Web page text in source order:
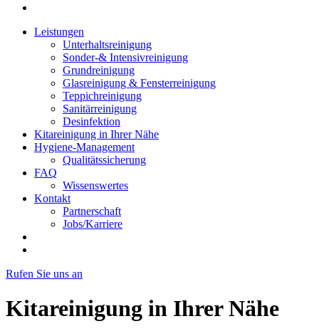
Leistungen
Unterhaltsreinigung
Sonder-& Intensivreinigung
Grundreinigung
Glasreinigung & Fensterreinigung
Teppichreinigung
Sanitärreinigung
Desinfektion
Kitareinigung in Ihrer Nähe
Hygiene-Management
Qualitätssicherung
FAQ
Wissenswertes
Kontakt
Partnerschaft
Jobs/Karriere
Rufen Sie uns an
Kitareinigung in Ihrer Nähe